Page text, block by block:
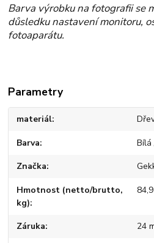
Barva výrobku na fotografii se
důsledku nastavení monitoru,
fotoaparátu.
Parametry
materiál
Barva Bílá
Značka
Hmotnost (netto/brutto,
kg)
Záruka 24